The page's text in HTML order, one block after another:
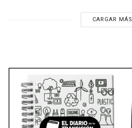
CARGAR MÁS